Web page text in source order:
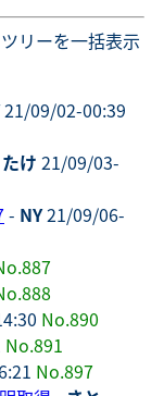
リーを一括表示
21/09/02-00:39
たけ 21/09/03-
- NY21/09/06-
No.890
No.891
No.897